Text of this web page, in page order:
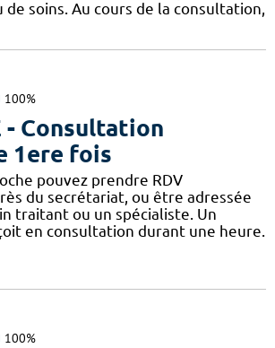
soins. Au cours de la consultation,
100%
- Consultation
1ere fois
pouvez prendre RDV
du secrétariat, ou être adressée
traitant ou un spécialiste. Un
en consultation durant une heure.
100%